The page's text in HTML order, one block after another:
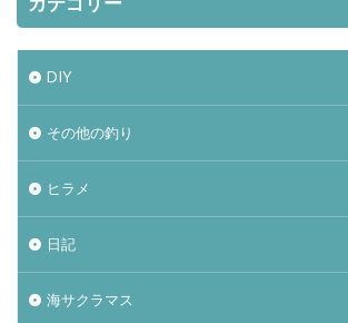
DIY
その他の釣り
ヒラメ
日記
海サクラマス